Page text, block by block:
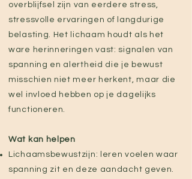
overblijfsel zijn van eerdere stress,
stressvolle ervaringen of langdurige
belasting. Het lichaam houdt als het
ware herinneringen vast: signalen van
spanning en alertheid die je bewust
misschien niet meer herkent, maar die
wel invloed hebben op je dagelijks
functioneren.
Wat kan helpen
Lichaamsbewustzijn: leren voelen waar
spanning zit en deze aandacht geven.